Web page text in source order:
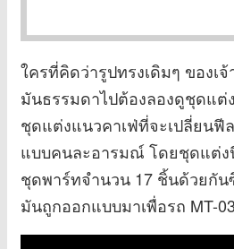
ใครที่คิดว่ารูปทรงเดิมๆ ของเจ้
มันธรรมดาไปต้องลองดูชุดแต่
ชุดแต่งแนวคาเฟ่ที่จะเปลี่ยนฟี
แบบคนละอารมณ์ โดยชุดแต่ง
ชุดพาร์ทจำนวน 17 ชิ้นด้วยกัน
มันถูกออกแบบมาเพื่อรถ MT-